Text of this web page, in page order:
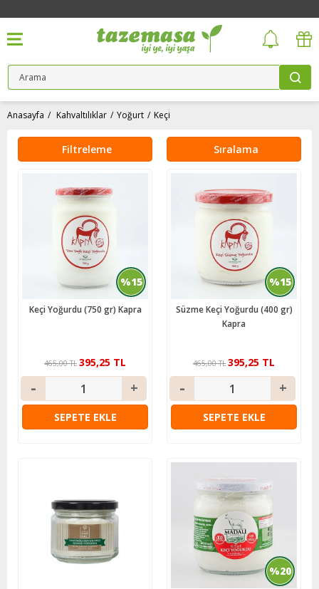
Anasayfa Kahvaltılıklar Yoğurt Keçi
Filtreleme Sıralama
%15
Keçi Yoğurdu (750 gr) Kapra
395,25 TL
465,00 TL
SEPETE EKLE
%15
Süzme Keçi Yoğurdu (400 gr)
Kapra
395,25 TL
465,00 TL
SEPETE EKLE
%20